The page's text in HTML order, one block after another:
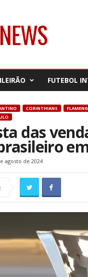
FUTEBOL
CORINTHIANS
das
agosto de 2024